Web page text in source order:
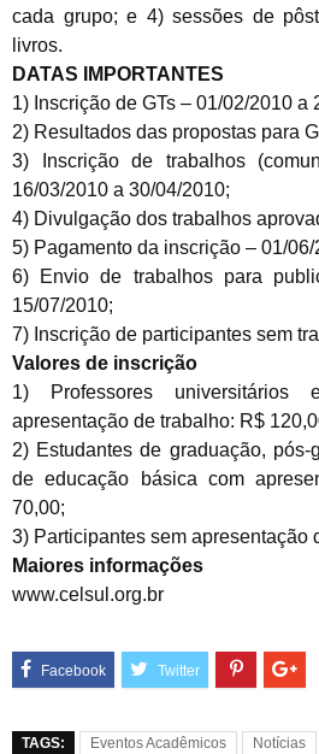
cada grupo; e 4) sessões de
livros.
DATAS IMPORTANTES
1) Inscrição de GTs – 01/02/2010 a
2) Resultados das propostas para
3) Inscrição de trabalhos
16/03/2010 a 30/04/2010;
4) Divulgação dos trabalhos
5) Pagamento da inscrição – 01/
6) Envio de trabalhos para
15/07/2010;
7) Inscrição de participantes sem
Valores de inscrição
1) Professores universitários
apresentação de trabalho: R$
2) Estudantes de graduação, pós-
de educação básica com
70,00;
3) Participantes sem apresentação
Maiores informações
www.celsul.org.br
TAGS: Eventos Acadêmicos Notícias